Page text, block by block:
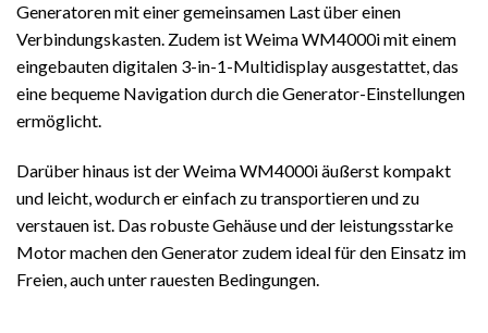
Generatoren mit einer gemeinsamen Last über einen
Verbindungskasten. Zudem ist Weima WM4000i mit einem
eingebauten digitalen 3-in-1-Multidisplay ausgestattet, das
eine bequeme Navigation durch die Generator-Einstellungen
ermöglicht.
Darüber hinaus ist der Weima WM4000i äußerst kompakt
und leicht, wodurch er einfach zu transportieren und zu
verstauen ist. Das robuste Gehäuse und der leistungsstarke
Motor machen den Generator zudem ideal für den Einsatz im
Freien, auch unter rauesten Bedingungen.